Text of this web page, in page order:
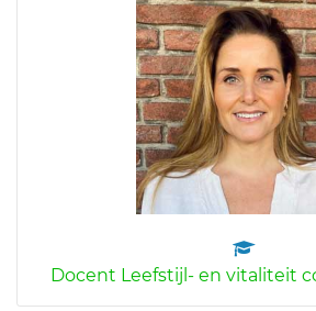
Docent Leefstijl- en vitaliteit